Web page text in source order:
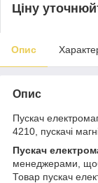
Ціну
Опис
Опис
Пускач
4210, пускачі
Пускач
менеджерами, щоб
Товар пускач